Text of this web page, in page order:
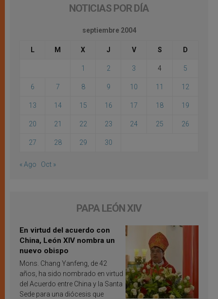
NOTICIAS POR DÍA
septiembre 2004
L M X J V S D
1 2 3 4 5
6 7 8 9 10 11 12
13 14 15 16 17 18 19
20 21 22 23 24 25 26
27 28 29 30
« Ago Oct »
PAPA LEÓN XIV
En virtud del acuerdo con
China, León XIV nombra un
nuevo obispo
Mons. Chang Yanfeng, de 42
años, ha sido nombrado en virtud
del Acuerdo entre China y la Santa
Sede para una diócesis que